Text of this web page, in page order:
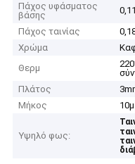
Πάχος υφάσματος
βάσης
Πάχος ταινίας
Χρώμα
Θερμ
Πλάτος
Μήκος
Υψηλό φως: